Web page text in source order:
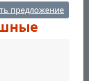
предложение